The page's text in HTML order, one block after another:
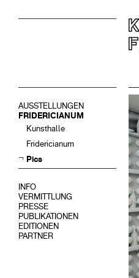
AUSSTELLUNGEN
FRIDERICIANUM
Kunsthalle
Fridericianum
Pics
INFO
VERMITTLUNG
PRESSE
PUBLIKATIONEN
EDITIONEN
PARTNER